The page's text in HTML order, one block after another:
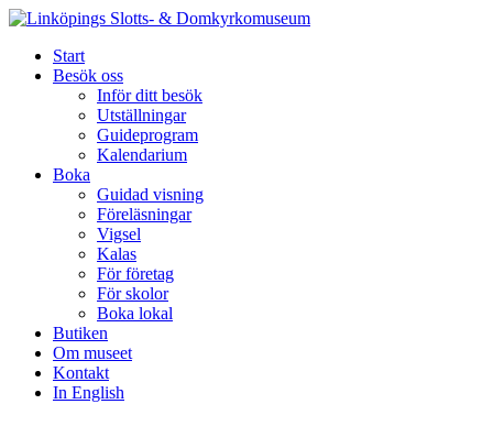
Start
Besök oss
Inför ditt besök
Utställningar
Guideprogram
Kalendarium
Boka
Guidad visning
Föreläsningar
Vigsel
Kalas
För företag
För skolor
Boka lokal
Butiken
Om museet
Kontakt
In English